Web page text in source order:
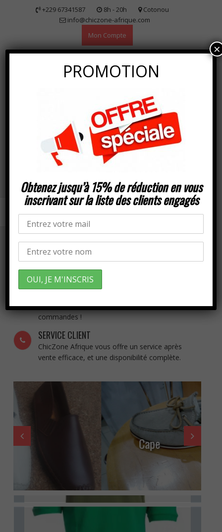
+229 67341587 8h - 20h
Cotonou
info@chiczone-afrique.com
Mon Compte
Articles de mode pour rester CHIC sans tracas !
0
CATÉGORIES
QUALITÉ
qualité de nos produits.
Livraison 100% GRATUITE de toutes vos
commandes !
SERVICE CLIENT
ChicZone Afrique vous offre un service après
vente efficace, et une disponibilité complète.
PROMOTION
Obtenez jusqu’à 15% de réduction en vous
inscrivant sur la liste des clients engagés
×